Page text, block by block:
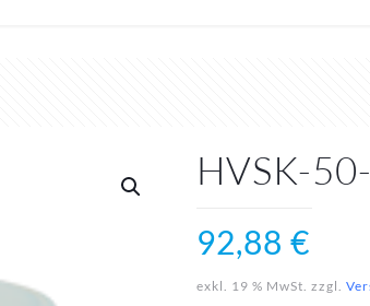
HVSK-
92,88 €
exkl. 19 % MwSt. zzgl.